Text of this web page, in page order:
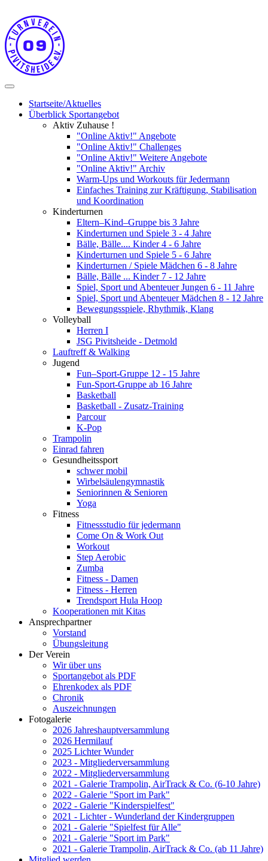
Startseite/Aktuelles
Überblick Sportangebot
Aktiv Zuhause !
"Online Aktiv!" Angebote
"Online Aktiv!" Challenges
"Online Aktiv!" Weitere Angebote
"Online Aktiv!" Archiv
Warm-Ups und Workouts für Jedermann
Einfaches Training zur Kräftigung, Stabilisation
und Koordination
Kinderturnen
Eltern–Kind–Gruppe bis 3 Jahre
Kinderturnen und Spiele 3 - 4 Jahre
Bälle, Bälle.... Kinder 4 - 6 Jahre
Kinderturnen und Spiele 5 - 6 Jahre
Kinderturnen / Spiele Mädchen 6 - 8 Jahre
Bälle, Bälle ... Kinder 7 - 12 Jahre
Spiel, Sport und Abenteuer Jungen 6 - 11 Jahre
Spiel, Sport und Abenteuer Mädchen 8 - 12 Jahre
Bewegungsspiele, Rhythmik, Klang
Volleyball
Herren I
JSG Pivitsheide - Detmold
Lauftreff & Walking
Jugend
Fun–Sport-Gruppe 12 - 15 Jahre
Fun-Sport-Gruppe ab 16 Jahre
Basketball
Basketball - Zusatz-Training
Parcour
K-Pop
Trampolin
Einrad fahren
Gesundheitssport
schwer mobil
Wirbelsäulengymnastik
Seniorinnen & Senioren
Yoga
Fitness
Fitnessstudio für jedermann
Come On & Work Out
Workout
Step Aerobic
Zumba
Fitness - Damen
Fitness - Herren
Trendsport Hula Hoop
Kooperationen mit Kitas
Ansprechpartner
Vorstand
Übungsleitung
Der Verein
Wir über uns
Sportangebot als PDF
Ehrenkodex als PDF
Chronik
Auszeichnungen
Fotogalerie
2026 Jahreshauptversammlung
2026 Hermilauf
2025 Lichter Wunder
2023 - Mitgliederversammlung
2022 - Mitgliederversammlung
2021 - Galerie Trampolin, AirTrack & Co. (6-10 Jahre)
2022 - Galerie "Sport im Park"
2022 - Galerie "Kinderspielfest"
2021 - Lichter - Wunderland der Kindergruppen
2021 - Galerie "Spielfest für Alle"
2021 - Galerie "Sport im Park"
2021 - Galerie Trampolin, AirTrack & Co. (ab 11 Jahre)